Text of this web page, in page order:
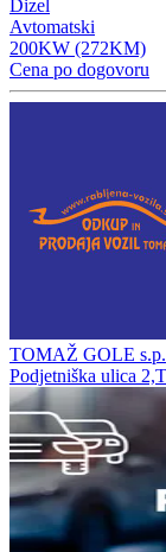
Dizel
Avtomatski
200KW (272KM)
Cena po dogovoru
TOMAŽ GOLE s.p.
Podjetniška ulica